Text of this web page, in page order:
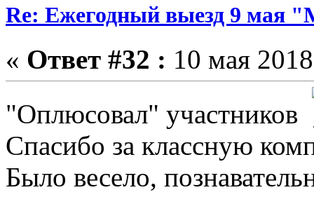
Re: Ежегодный выезд 9 мая
« Ответ #32 : 10 мая
"Оплюсовал" участников
Спасибо за классную
Было весело,